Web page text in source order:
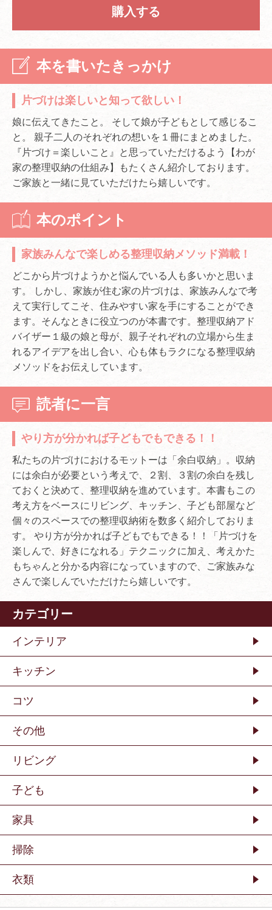
購入する
本を書いたきっかけ
片づけは楽しいと知って欲しい！
娘に伝えてきたこと。 そして娘が子どもとして感じるこ
と。 親子二人のそれぞれの想いを１冊にまとめました。
『片づけ＝楽しいこと』と思っていただけるよう【わが
家の整理収納の仕組み】もたくさん紹介しております。
ご家族と一緒に見ていただけたら嬉しいです。
本のポイント
家族みんなで楽しめる整理収納メソッド満載！
どこから片づけようかと悩んでいる人も多いかと思いま
す。 しかし、家族が住む家の片づけは、家族みんなで考
えて実行してこそ、住みやすい家を手にすることができ
ます。そんなときに役立つのが本書です。整理収納アド
バイザー１級の娘と母が、親子それぞれの立場から生ま
れるアイデアを出し合い、心も体もラクになる整理収納
メソッドをお伝えしています。
読者に一言
やり方が分かれば子どもでもできる！！
私たちの片づけにおけるモットーは「余白収納」。収納
には余白が必要という考えで、２割、３割の余白を残し
ておくと決めて、整理収納を進めています。本書もこの
考え方をベースにリビング、キッチン、子ども部屋など
個々のスペースでの整理収納術を数多く紹介しておりま
す。 やり方が分かれば子どもでもできる！！「片づけを
楽しんで、好きになれる」テクニックに加え、考えかた
もちゃんと分かる内容になっていますので、ご家族みな
さんで楽しんでいただけたら嬉しいです。
カテゴリー
インテリア
キッチン
コツ
その他
リビング
子ども
家具
掃除
衣類